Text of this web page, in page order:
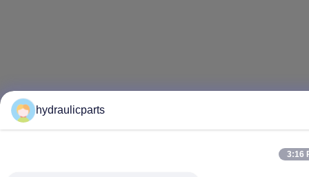
hydraulicparts
3:16